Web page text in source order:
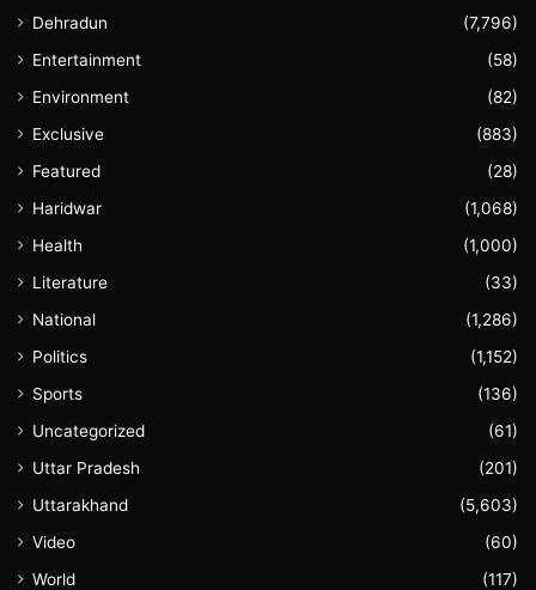
Dehradun
(7,796)
Entertainment
(58)
Environment
(82)
Exclusive
(883)
Featured
(28)
Haridwar
(1,068)
Health
(1,000)
Literature
(33)
National
(1,286)
Politics
(1,152)
Sports
(136)
Uncategorized
(61)
Uttar Pradesh
(201)
Uttarakhand
(5,603)
Video
(60)
World
(117)